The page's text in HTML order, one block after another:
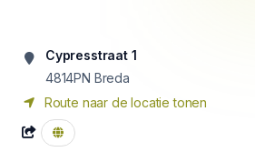
Cypresstraat 1
4814PN Breda
Route naar de locatie tonen